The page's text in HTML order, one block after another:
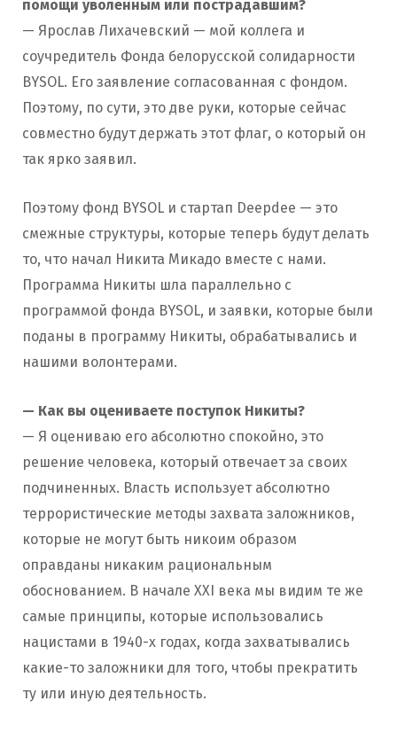
помощи уволенным или пострадавшим?
— Ярослав Лихачевский — мой коллега и
соучредитель Фонда белорусской солидарности
BYSOL. Его заявление согласованная с фондом.
Поэтому, по сути, это две руки, которые сейчас
совместно будут держать этот флаг, о который он
так ярко заявил.
Поэтому фонд BYSOL и стартап Deepdee — это
смежные структуры, которые теперь будут делать
то, что начал Никита Микадо вместе с нами.
Программа Никиты шла параллельно с
программой фонда BYSOL, и заявки, которые были
поданы в программу Никиты, обрабатывались и
нашими волонтерами.
— Как вы оцениваете поступок Никиты?
— Я оцениваю его абсолютно спокойно, это
решение человека, который отвечает за своих
подчиненных. Власть использует абсолютно
террористические методы захвата заложников,
которые не могут быть никоим образом
оправданы никаким рациональным
обоснованием. В начале XXI века мы видим те же
самые принципы, которые использовались
нацистами в 1940-х годах, когда захватывались
какие-то заложники для того, чтобы прекратить
ту или иную деятельность.